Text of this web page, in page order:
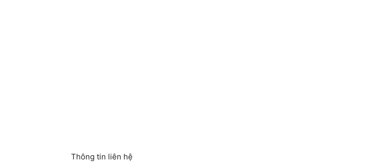
Thông tin liên hệ